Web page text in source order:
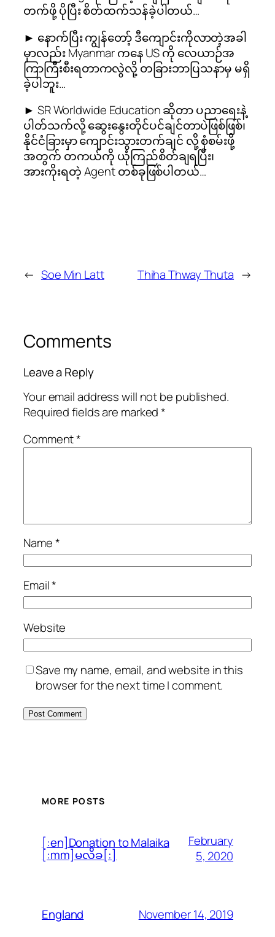
တက်ဖို့ ပိုပြီး စိတ်ထက်သန်ခဲ့ပါတယ်…
► နောက်ပြီး ကျွန်တော့် ဒီကျောင်းကိုလာတဲ့အခါ
မှာလည်း Myanmar ကနေ US ကို လေယာဉ်အ
ကြာကြီးစီးရတာကလွဲလို့ တခြားဘာပြသနာမှ မရှိ
ခဲ့ပါဘူး…
► SR Worldwide Education ဆိုတာ ပညာရေးနဲ့
ပါတ်သက်လို့ ဆွေးနွေးတိုင်ပင်ချင်တာပဲဖြစ်ဖြစ်၊
နိုင်ငံခြားမှာ ကျောင်းသွားတက်ချင် လို့ စုံစမ်းဖို့
အတွက် တကယ်ကို ယုံကြည်စိတ်ချရပြီး၊
အားကိုးရတဲ့ Agent တစ်ခုဖြစ်ပါတယ်…
← Soe Min Latt Thiha Thway Thuta →
Comments
Leave a Reply
Your email address will not be published.
Required fields are marked*
Comment*
Name*
Email*
Website
Save my name, email, and website in this
browser for the next time I comment.
MORE POSTS
[:en]Donation to Malaika
[:mm]မလိခ[:]
February
5, 2020
England November 14, 2019